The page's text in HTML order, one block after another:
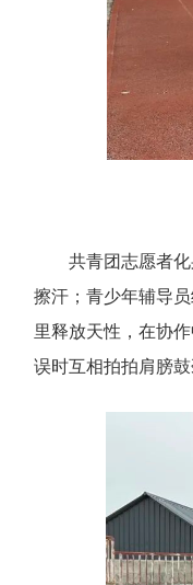
共青团志愿者
擦汗；青少年辅导
里释放天性，在协
误时互相拍拍肩膀鼓